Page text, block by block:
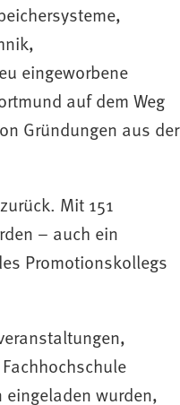
eingeworbene
auf dem Weg
Gründungen aus der
Mit 151
– auch ein
Promotionskollegs
wurden,